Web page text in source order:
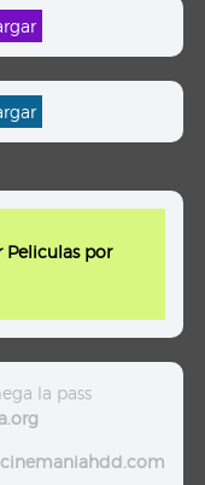
Peliculas por
la pass
cinemaniahdd.com